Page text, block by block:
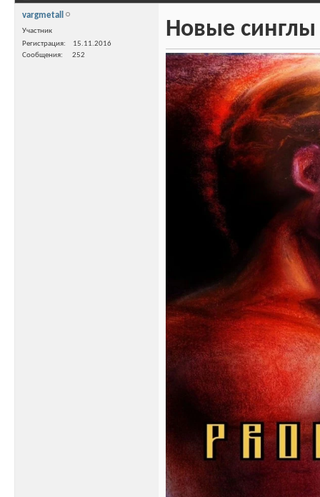
vargmetall
Участник
Регистрация
15.11.2016
Сообщения
252
Новые синглы